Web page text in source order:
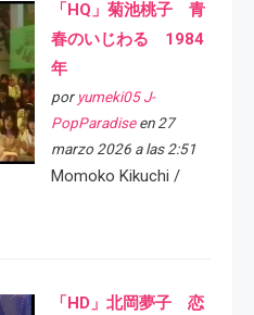
「HQ」菊池桃子 青
春のいじわる 1984
年
por yumeki05 J-
PopParadiseen 27
marzo 2026 a las 2:51
Momoko Kikuchi /
「HD」北岡夢子 恋